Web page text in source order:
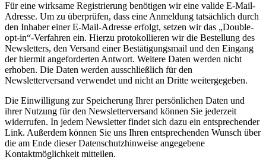
Für eine wirksame Registrierung benötigen wir eine valide E-Mail-
Adresse. Um zu überprüfen, dass eine Anmeldung tatsächlich durch
den Inhaber einer E-Mail-Adresse erfolgt, setzen wir das „Double-
opt-in“-Verfahren ein. Hierzu protokollieren wir die Bestellung des
Newsletters, den Versand einer Bestätigungsmail und den Eingang
der hiermit angeforderten Antwort. Weitere Daten werden nicht
erhoben. Die Daten werden ausschließlich für den
Newsletterversand verwendet und nicht an Dritte weitergegeben.
Die Einwilligung zur Speicherung Ihrer persönlichen Daten und
ihrer Nutzung für den Newsletterversand können Sie jederzeit
widerrufen. In jedem Newsletter findet sich dazu ein entsprechender
Link. Außerdem können Sie uns Ihren entsprechenden Wunsch über
die am Ende dieser Datenschutzhinweise angegebene
Kontaktmöglichkeit mitteilen.